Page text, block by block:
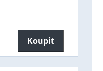
Koupit